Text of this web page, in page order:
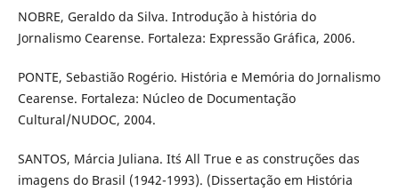
NOBRE, Geraldo da Silva. Introdução à história do
Jornalismo Cearense. Fortaleza: Expressão Gráfica, 2006.
PONTE, Sebastião Rogério. História e Memória do Jornalismo
Cearense. Fortaleza: Núcleo de Documentação
Cultural/NUDOC, 2004.
SANTOS, Márcia Juliana. It´s All True e as construções das
imagens do Brasil (1942-1993). (Dissertação em História